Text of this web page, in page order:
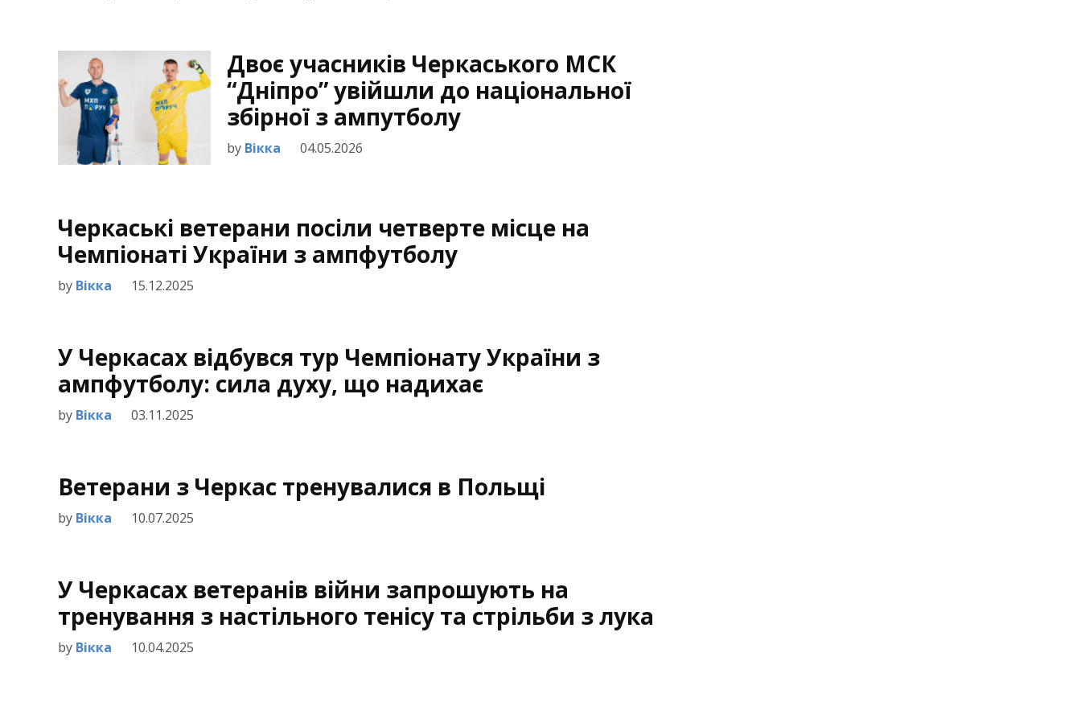
Двоє учасників Черкаського МСК
“Дніпро” увійшли до національної
збірної з ампутболу
by Вікка 04.05.2026
Черкаські ветерани посіли четверте місце на
Чемпіонаті України з ампфутболу
by Вікка 15.12.2025
У Черкасах відбувся тур Чемпіонату України з
ампфутболу: сила духу, що надихає
by Вікка 03.11.2025
Ветерани з Черкас тренувалися в Польщі
by Вікка 10.07.2025
У Черкасах ветеранів війни запрошують на
тренування з настільного тенісу та стрільби з лука
by Вікка 10.04.2025